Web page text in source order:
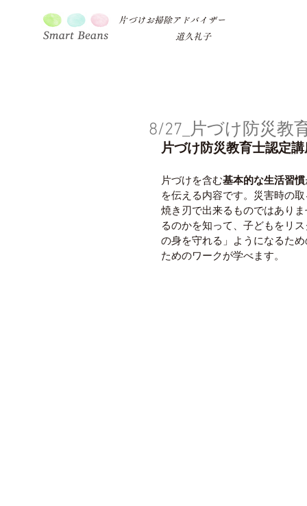
片づけお掃除アドバイザー
道久礼子
8/27_片づけ防災教
片づけ防災教育士認定講
片づけを含む基本的な生活習慣
を伝える内容です。災害時の
焼き刃で出来るものではあり
るのかを知って、子どもをリ
の身を守れる」ようになるた
ためのワークが学べます。